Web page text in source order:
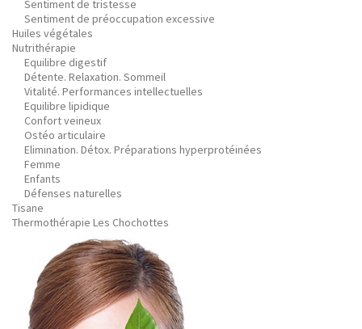
Sentiment de tristesse
Sentiment de préoccupation excessive
Huiles végétales
Nutrithérapie
Equilibre digestif
Détente. Relaxation. Sommeil
Vitalité. Performances intellectuelles
Equilibre lipidique
Confort veineux
Ostéo articulaire
Elimination. Détox. Préparations hyperprotéinées
Femme
Enfants
Défenses naturelles
Tisane
Thermothérapie Les Chochottes